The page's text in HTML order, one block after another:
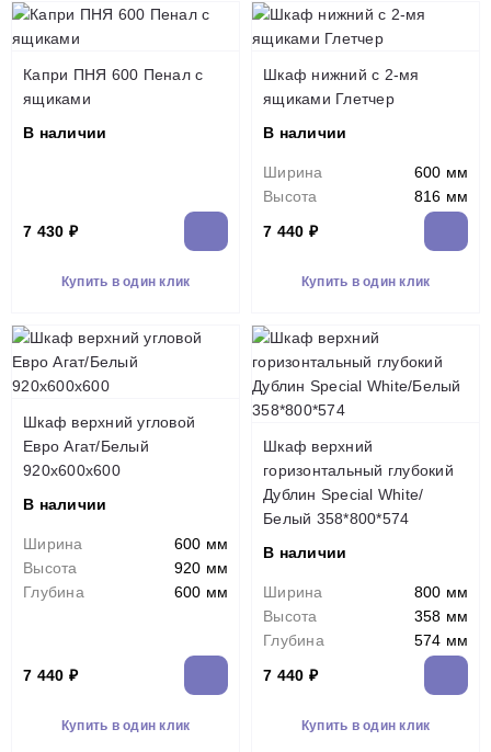
Капри ПНЯ 600 Пенал с
ящиками
В наличии
7 430 ₽
Купить в один клик
Шкаф нижний с 2-мя
ящиками Глетчер
В наличии
Ширина
600 мм
Высота
816 мм
7 440 ₽
Купить в один клик
Шкаф верхний угловой
Евро Агат/Белый
920х600х600
В наличии
Ширина
600 мм
Высота
920 мм
Глубина
600 мм
7 440 ₽
Купить в один клик
Шкаф верхний
горизонтальный глубокий
Дублин Special White/
Белый 358*800*574
В наличии
Ширина
800 мм
Высота
358 мм
Глубина
574 мм
7 440 ₽
Купить в один клик